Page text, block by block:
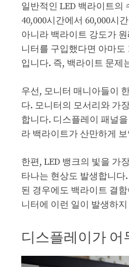
일반적인 LED 백라이트의
40,000시간에서 60,000시
아니라 백라이트 강도가
니터를 구입했다면 아마도
입니다. 즉, 백라이트 문제
우선, 모니터 매니아들이
다. 모니터의 모서리와 가
합니다. 디스플레이 패널
라 백라이트가 산만하게
한편, LED 뱅크의 빛을 가
타나는 현상도 발생합니다
된 경우에도 백라이트 결
니터에 이런 일이 발생하
디스플레이가